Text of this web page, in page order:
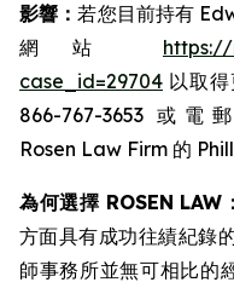
影響：若您目前持有
網站
case_id=29704 以取
866-767-3653 或電
Rosen Law Firm 的
為何選擇 ROSEN LAW
方面具有成功往績紀錄
師事務所並無可相比的